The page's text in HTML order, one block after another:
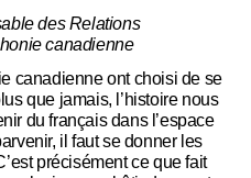
des Relations
canadienne
canadienne ont choisi de se
que jamais, l’histoire nous
du français dans l’espace
il faut se donner les
précisément ce que fait